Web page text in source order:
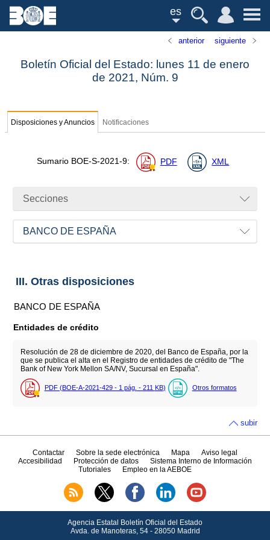
es
anterior siguiente
Boletín Oficial del Estado: lunes 11 de enero
de 2021, Núm. 9
Disposiciones y Anuncios Notificaciones
Sumario BOE-S-2021-9: PDF XML
Secciones
BANCO DE ESPAÑA
III. Otras disposiciones
BANCO DE ESPAÑA
Entidades de crédito
Resolución de 28 de diciembre de 2020, del Banco de España, por la
que se publica el alta en el Registro de entidades de crédito de "The
Bank of New York Mellon SA/NV, Sucursal en España".
PDF (BOE-A-2021-429 - 1 pág. - 211 KB) Otros formatos
subir
Contactar Sobre la sede electrónica Mapa
Aviso legal
Accesibilidad
Protección de datos
Sistema Interno de Información
Tutoriales
Empleo en la AEBOE
Agencia Estatal Boletín Oficial del Estado
Avda. de Manoteras, 54 - 28050 Madrid